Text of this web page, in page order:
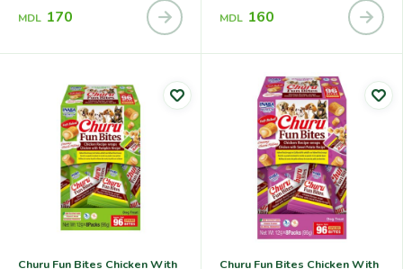
MDL 170 MDL 160
Churu Fun Bites Chicken With
Churu Fun Bites Chicken With